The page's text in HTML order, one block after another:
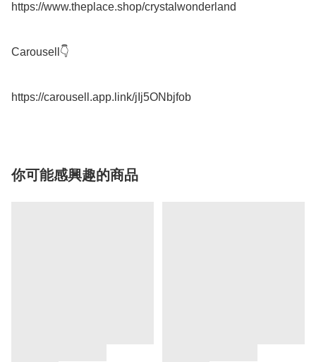
https://www.theplace.shop/crystalwonderland
Carousell👇
你可能感興趣的商品